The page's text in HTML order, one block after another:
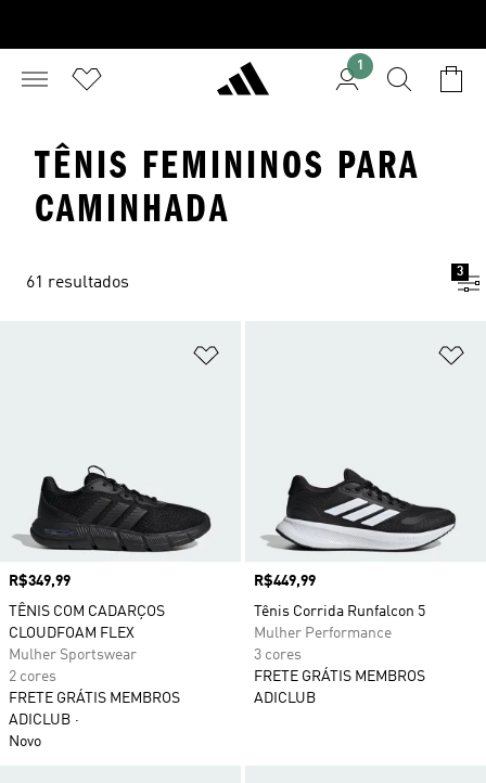
1
TÊNIS FEMININOS PARA
CAMINHADA
61 resultados
3
Preço
R$349,99
TÊNIS COM CADARÇOS
CLOUDFOAM FLEX
Mulher Sportswear
2 cores
FRETE GRÁTIS MEMBROS
ADICLUB
Novo
Preço
R$449,99
Tênis Corrida Runfalcon 5
Mulher Performance
3 cores
FRETE GRÁTIS MEMBROS
ADICLUB